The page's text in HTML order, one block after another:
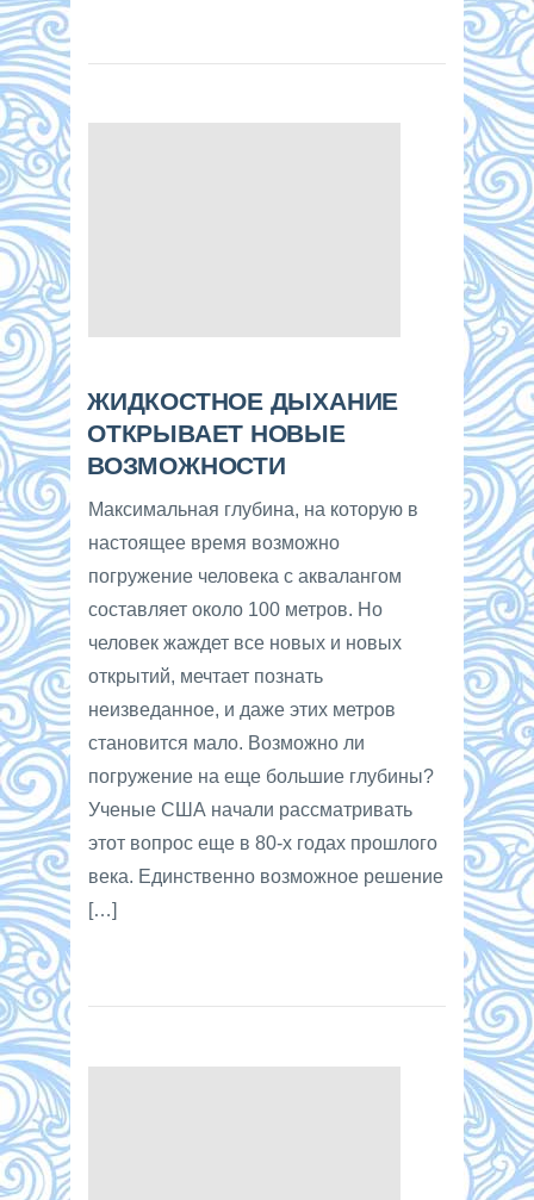
ЖИДКОСТНОЕ ДЫХАНИЕ
ОТКРЫВАЕТ НОВЫЕ
ВОЗМОЖНОСТИ
Максимальная глубина, на которую в
настоящее время возможно
погружение человека с аквалангом
составляет около 100 метров. Но
человек жаждет все новых и новых
открытий, мечтает познать
неизведанное, и даже этих метров
становится мало. Возможно ли
погружение на еще большие глубины?
Ученые США начали рассматривать
этот вопрос еще в 80-х годах прошлого
века. Единственно возможное решение
[…]